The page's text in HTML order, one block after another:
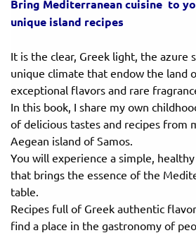
Πανελλήνιοι
Διαγωνισμοί
Παζλ και
Επιτραπέζια
Παιχνίδια
Ε.ΠΑΛ.
όλο
το
λύκειο
Bring Mediterranean cuisine to
unique island recipes
It is the clear, Greek light, the azure
unique climate that endow the land
exceptional flavors and rare
In this book, I share my own
of delicious tastes and recipes from
Aegean island of Samos.
You will experience a simple,
that brings the essence of the
table.
Recipes full of Greek authentic
find a place in the gastronomy of